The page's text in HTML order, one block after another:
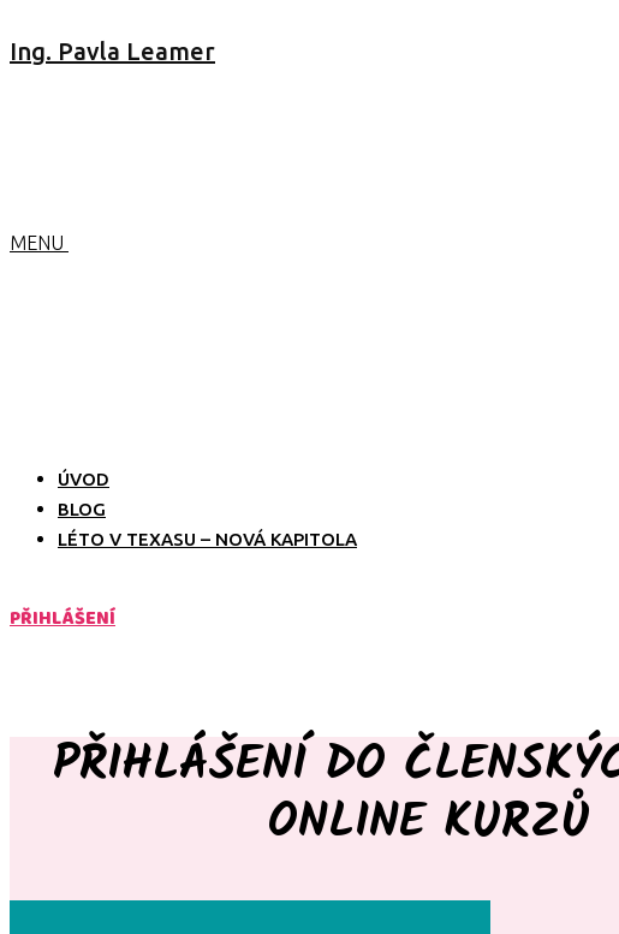
Ing. Pavla Leamer
MENU
ÚVOD
BLOG
LÉTO V TEXASU – NOVÁ KAPITOLA
PŘIHLÁŠENÍ
PŘIHLÁŠENÍ DO
ONLINE KURZŮ